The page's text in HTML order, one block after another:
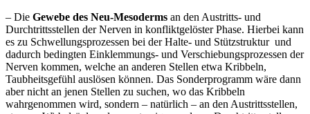
– Die Gewebe des Neu-Mesoderms an den Austritts- und
Durchtrittsstellen der Nerven in konfliktgelöster Phase. Hierbei kann
es zu Schwellungsprozessen bei der Halte- und Stützstruktur und
dadurch bedingten Einklemmungs- und Verschiebungsprozessen der
Nerven kommen, welche an anderen Stellen etwa Kribbeln,
Taubheitsgefühl auslösen können. Das Sonderprogramm wäre dann
aber nicht an jenen Stellen zu suchen, wo das Kribbeln
wahrgenommen wird, sondern – natürlich – an den Austrittsstellen,